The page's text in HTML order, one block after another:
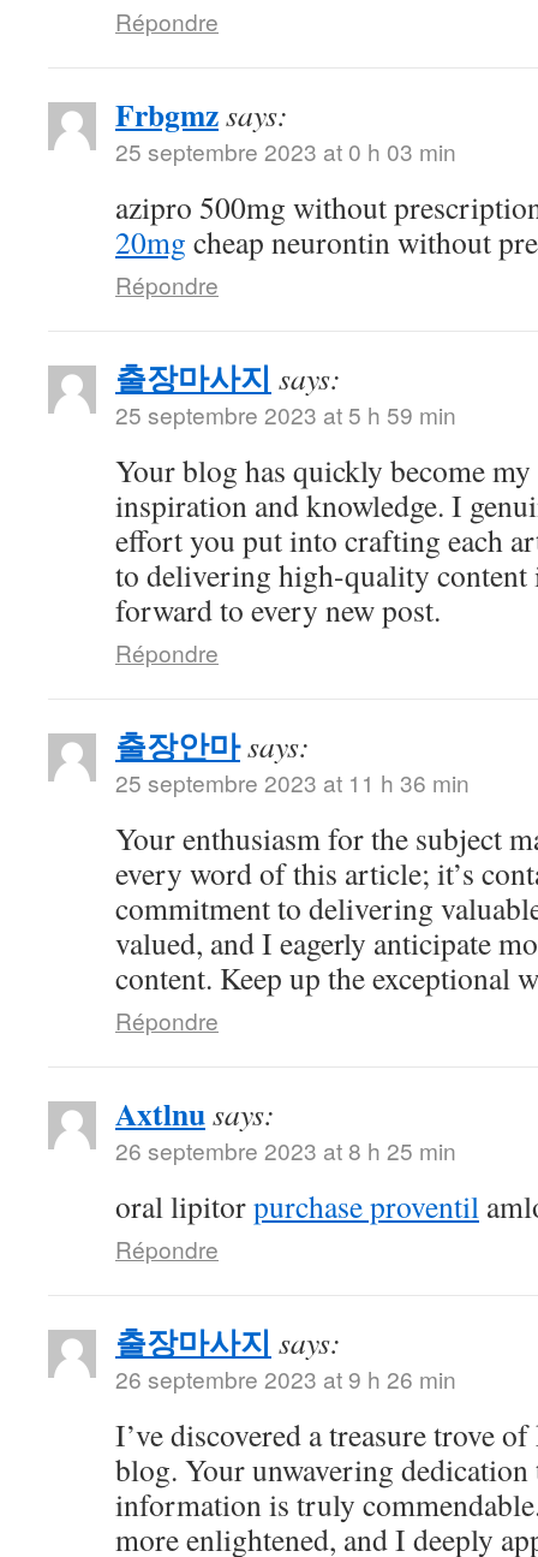
Répondre
Frbgmzsays:
25 septembre 2023 at 0 h 03 min
azipro 500mg without
20mg cheap neurontin without
Répondre
출장마사지 says:
25 septembre 2023 at 5 h 59 min
Your blog has quickly become
inspiration and knowledge. I
effort you put into crafting each
to delivering high-quality content
forward to every new post.
Répondre
출장안마says:
25 septembre 2023 at 11 h 36 min
Your enthusiasm for the subject
every word of this article; it’s
commitment to delivering
valued, and I eagerly anticipate
content. Keep up the exceptional
Répondre
Axtlnusays:
26 septembre 2023 at 8 h 25 min
oral lipitorpurchase proventil
Répondre
출장마사지 says:
26 septembre 2023 at 9 h 26 min
I’ve discovered a treasure trove
blog. Your unwavering
information is truly
more enlightened, and I deeply